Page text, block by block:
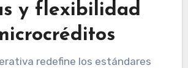
y flexibilidad
redefine los estándares